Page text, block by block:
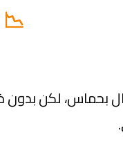
بحماس، لكن